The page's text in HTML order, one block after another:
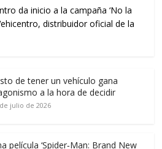
da inicio a la campaña ‘No la
distribuidor oficial de la
de tener un vehículo gana
a la hora de decidir
julio de 2026
película ‘Spider‑Man: Brand New